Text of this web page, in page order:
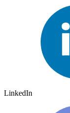
LinkedIn